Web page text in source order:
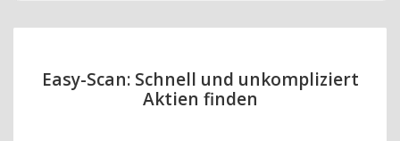
Easy-Scan: Schnell und unkompliziert
Aktien finden